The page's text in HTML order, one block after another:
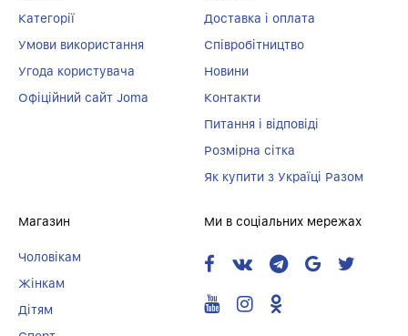
Категорії
Умови використання
Угода користувача
Офіційний сайт Joma
Доставка і оплата
Співробітництво
Новини
Контакти
Питання і відповіді
Розмірна сітка
Як купити з Україці Разом
Магазин
Чоловікам
Жінкам
Дітям
Ми в соціальних мережах